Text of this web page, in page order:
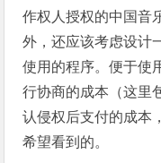
作权人授权的中国音
外，还应该考虑设计
使用的程序。便于使
行协商的成本（这里
认侵权后支付的成本
希望看到的。